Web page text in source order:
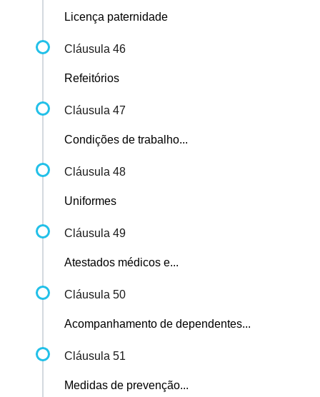
Licença paternidade
Cláusula 46
Refeitórios
Cláusula 47
Condições de trabalho...
Cláusula 48
Uniformes
Cláusula 49
Atestados médicos e...
Cláusula 50
Acompanhamento de dependentes...
Cláusula 51
Medidas de prevenção...